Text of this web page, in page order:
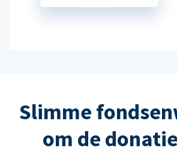
Slimme
om de